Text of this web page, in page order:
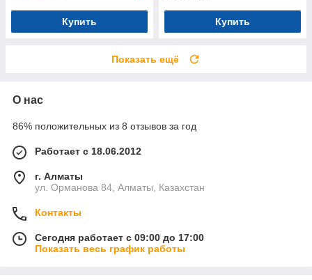
Купить Купить
Показать ещё
О нас
86% положительных из 8 отзывов за год
Работает с 18.06.2012
г. Алматы
ул. Орманова 84, Алматы, Казахстан
Контакты
Сегодня работает с 09:00 до 17:00
Показать весь график работы